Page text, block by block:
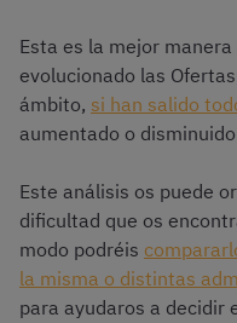
Esta es la mejor
evolucionado las
ámbito, si han salido
aumentado o
Este análisis os puede
dificultad que os
modo podréis
la misma o distintas
para ayudaros a decidir